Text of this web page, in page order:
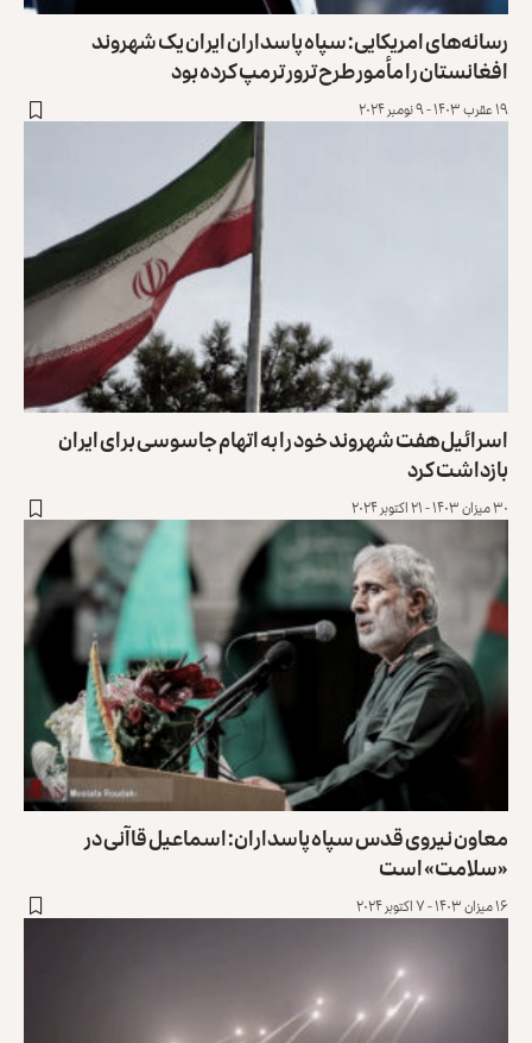
رسانه‌های امریکایی: سپاه پاسداران ایران یک شهروند
افغانستان را مأمور طرح ترور ترمپ کرده بود
۱۹ عقرب ۱۴۰۳ - ۹ نومبر ۲۰۲۴
اسرائیل هفت شهروند خود را به اتهام جاسوسی برای ایران
بازداشت کرد
۳۰ میزان ۱۴۰۳ - ۲۱ اکتوبر ۲۰۲۴
معاون نیروی قدس سپاه پاسداران: اسماعیل قاآنی در
«سلامت» است
۱۶ میزان ۱۴۰۳ - ۷ اکتوبر ۲۰۲۴